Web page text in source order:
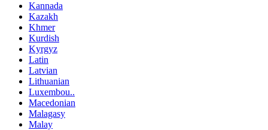
Kannada
Kazakh
Khmer
Kurdish
Kyrgyz
Latin
Latvian
Lithuanian
Luxembou..
Macedonian
Malagasy
Malay